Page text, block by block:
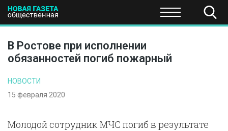
ПОЛИТИКА ЭКОНОМИКА НАУКА И
В Ростове при исполнении
обязанностей погиб пожарный
НОВОСТИ
15 февраля 2020
Молодой сотрудник МЧС погиб в результате